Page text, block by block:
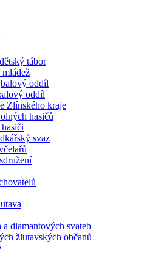
tábor
oddíl
oddíl
Zlínského kraje
hasičů
svaz
diamantových svateb
žlutavských občanů